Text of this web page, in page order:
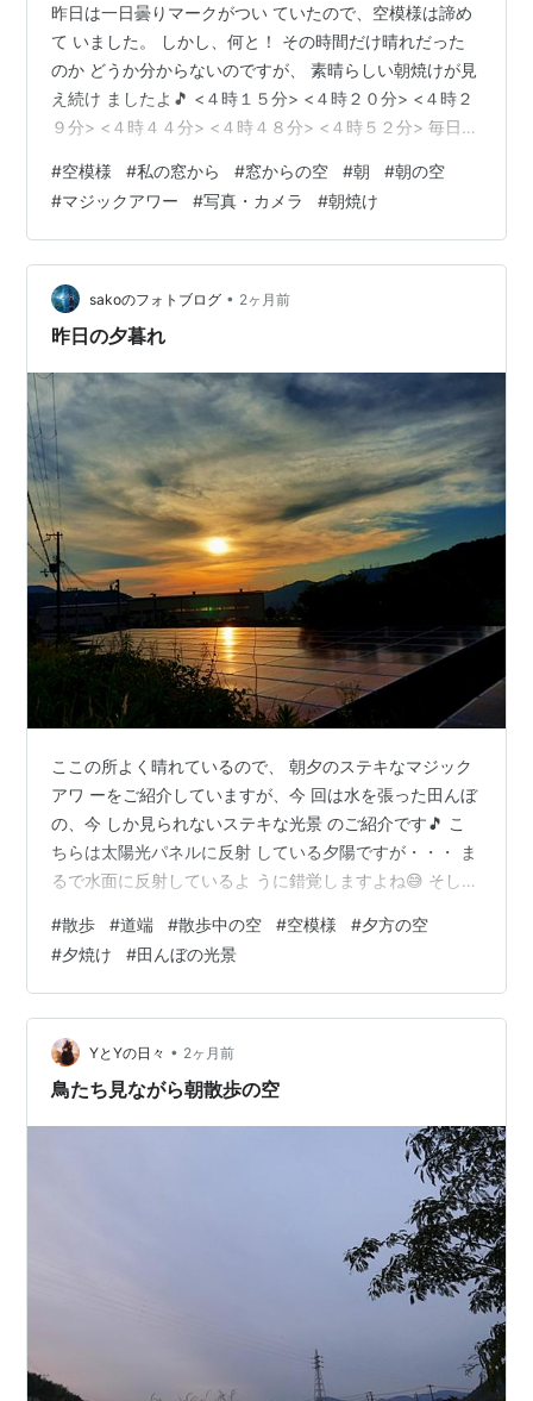
昨日は一日曇りマークがつい ていたので、空模様は諦め
て いました。 しかし、何と！ その時間だけ晴れだった
のか どうか分からないのですが、 素晴らしい朝焼けが見
え続け ましたよ🎵 <４時１５分> <４時２０分> <４時２
９分> <４時４４分> <４時４８分> <４時５２分> 毎日ウ
の空を見ると、マジックアワー にはなっていなかったの
で、山 の上にある私の家だけの現象か も知れませんが😆
ランキング参加中空の写真ランキング参加中日々の天気
ランキング参加中日常ランキング参加中お写んぽ日記 最
高気温 １２．８度 最低気温 １０．８度
#空模様 #私の窓から #窓からの空 #朝 #朝の空
#マジックアワー #写真・カメラ #朝焼け
sakoのフォトブログ • 2ヶ月前
昨日の夕暮れ
ここの所よく晴れているので、 朝夕のステキなマジック
アワ ーをご紹介していますが、今 回は水を張った田んぼ
の、今 しか見られないステキな光景 のご紹介です🎵 こ
ちらは太陽光パネルに反射 している夕陽ですが・・・ ま
るで水面に反射しているよ うに錯覚しますよね😅 そし
これらの西の空は日没の 様子ですが、その他の東・ 南・
北の空はまだ青空なん です。 ＜東の空＞ 田んぼにはっ
きりと景色 が写ると、とても美しい ですよね。 ＜👇南の
空＞ ＜山に上がる時の北の空＞ ＜山の頂上の北の空＞ 👇
最後、家に帰った時はほぼ 日没に。 晴れてさえいれば、
この…
#散歩 #道端 #散歩中の空 #空模様 #夕方の空
#夕焼け #田んぼの光景
YとYの日々 • 2ヶ月前
鳥たち見ながら朝散歩の空